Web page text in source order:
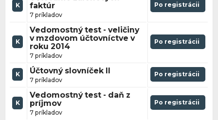
K
faktúr
7 príkladov
Po registrácii
K
Vedomostný test - veličiny
v mzdovom účtovníctve v
roku 2014
7 príkladov
Po registrácii
K Účtovný slovníček II
7 príkladov
Po registrácii
K
Vedomostný test - daň z
príjmov
7 príkladov
Po registrácii